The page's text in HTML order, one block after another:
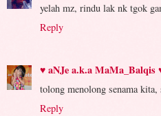
yelah mz, rindu lak nk tgok
Reply
♥ aNJe a.k.a MaMa_Balqis
tolong menolong senama
Reply